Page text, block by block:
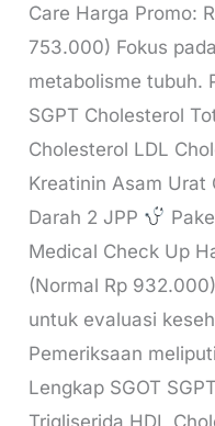
Care Harga Promo:
753.000) Fokus
metabolisme tubuh.
SGPT Cholesterol
Cholesterol LDL
Kreatinin Asam Urat
Darah 2 JPP
Medical Check Up
(Normal Rp
untuk evaluasi
Pemeriksaan
Lengkap SGOT
Trigliserida HDL